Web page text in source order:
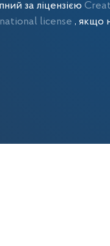
за ліцензією
license, якщо